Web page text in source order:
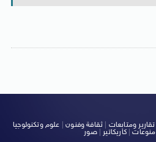
تقارير ومتابعات ثقافة وفنون| علوم وتكنولوجيا
منوعات|كاريكاتير |صور